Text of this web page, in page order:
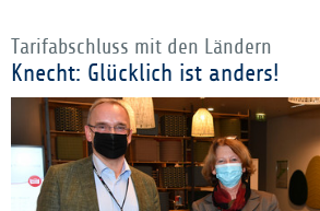
Tarifabschluss mit den Ländern
Knecht: Glücklich ist anders!